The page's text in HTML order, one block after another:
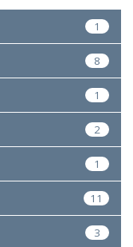
1
8
1
2
1
11
3